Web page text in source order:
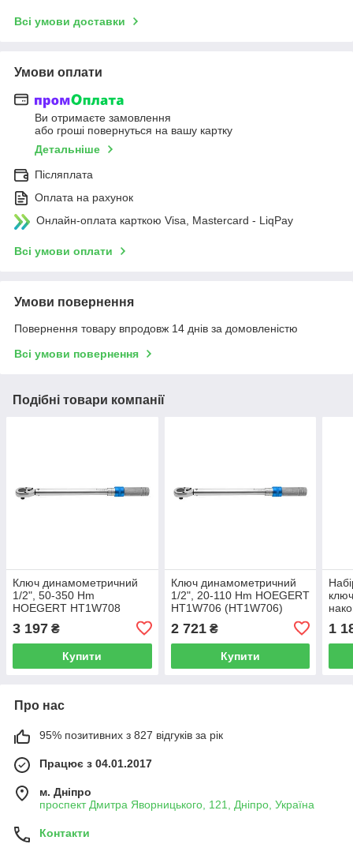
Всі умови доставки
Умови оплати
Ви отримаєте замовлення
або гроші повернуться на вашу картку
Детальніше
Післяплата
Оплата на рахунок
Онлайн-оплата карткою Visa, Mastercard - LiqPay
Всі умови оплати
Умови повернення
Повернення товару впродовж 14 днів за домовленістю
Всі умови повернення
Подібні товари компанії
Ключ динамометричний
1/2", 50-350 Нm
HOEGERT HT1W708
3 197 ₴
Купити
Ключ динамометричний
1/2", 20-110 Нm HOEGERT
HT1W706 (HT1W706)
2 721₴
Купити
1
Про нас
95% позитивних з 827 відгуків за рік
Працює з 04.01.2017
м. Дніпро
проспект Дмитра Яворницького, 121, Дніпро, Україна
Контакти